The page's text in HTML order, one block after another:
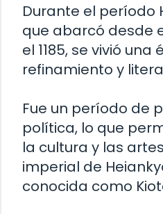
Durante el período
que abarcó desde
el 1185, se vivió
refinamiento y
Fue un período de
política, lo que
la cultura y las
imperial de
conocida como